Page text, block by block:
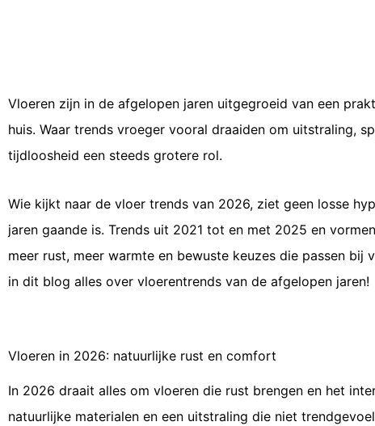
Vloeren zijn in de afgelopen jaren uitgegroeid van een
huis. Waar trends vroeger vooral draaiden om uitstraling,
tijdloosheid een steeds grotere rol.
Wie kijkt naar de vloer trends van 2026, ziet geen losse
jaren gaande is. Trends uit 2021 tot en met 2025 en
meer rust, meer warmte en bewuste keuzes die passen bij
in dit blog alles over vloerentrends van de afgelopen jaren!
Vloeren in 2026: natuurlijke rust en comfort
In 2026 draait alles om vloeren die rust brengen en het
natuurlijke materialen en een uitstraling die niet